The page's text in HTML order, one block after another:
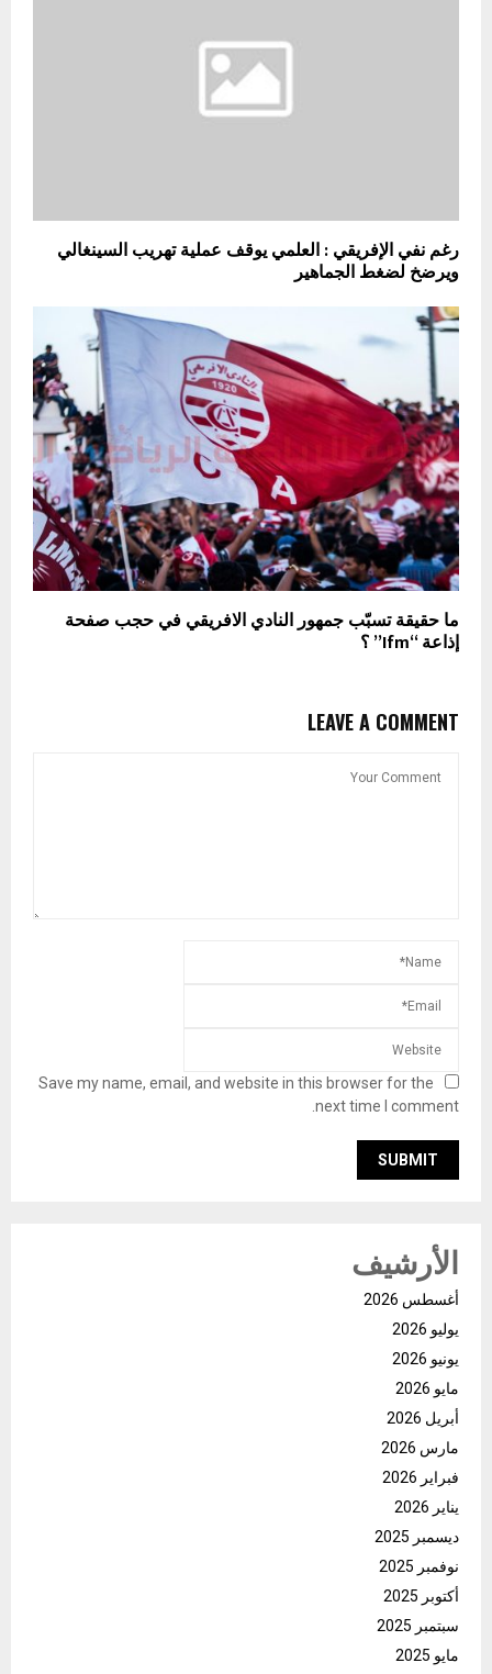
رغم نفي الإفريقي : العلمي يوقف عملية تهريب السينغالي
ويرضخ لضغط الجماهير
ما حقيقة تسبّب جمهور النادي الافريقي في حجب صفحة
إذاعة “Ifm” ؟
LEAVE A COMMENT
Save my name, email, and website in this browser for the
next time I comment.
الأرشيف
أغسطس 2026
يوليو 2026
يونيو 2026
مايو 2026
أبريل 2026
مارس 2026
فبراير 2026
يناير 2026
ديسمبر 2025
نوفمبر 2025
أكتوبر 2025
سبتمبر 2025
مايو 2025